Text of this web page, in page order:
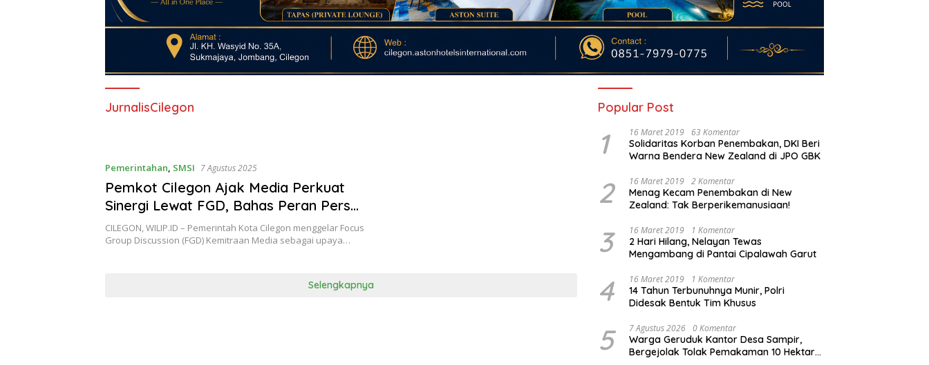
JurnalisCilegon
Pemerintahan, SMSI 7 Agustus 2025
Pemkot Cilegon Ajak Media Perkuat
Sinergi Lewat FGD, Bahas Peran Pers
dan Informasi Publik
CILEGON, WILIP.ID – Pemerintah Kota Cilegon menggelar Focus
Group Discussion (FGD) Kemitraan Media sebagai upaya…
Selengkapnya
Popular Post
1 16 Maret 2019 63 Komentar
Solidaritas Korban Penembakan, DKI Beri
Warna Bendera New Zealand di JPO GBK
2 16 Maret 2019 2 Komentar
Menag Kecam Penembakan di New
Zealand: Tak Berperikemanusiaan!
3 16 Maret 2019 1 Komentar
2 Hari Hilang, Nelayan Tewas
Mengambang di Pantai Cipalawah Garut
4 16 Maret 2019 1 Komentar
14 Tahun Terbunuhnya Munir, Polri
Didesak Bentuk Tim Khusus
5 7 Agustus 2026 0 Komentar
Warga Geruduk Kantor Desa Sampir,
Bergejolak Tolak Pemakaman 10 Hektare,